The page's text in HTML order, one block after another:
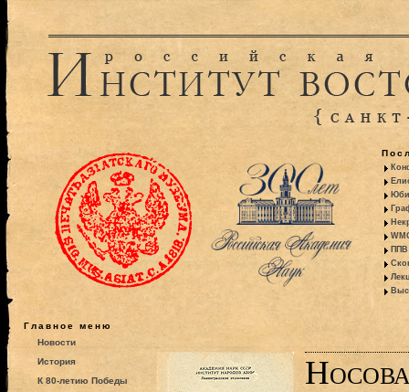
ППВ
Главное меню
Новости
История
К 80-летию Победы